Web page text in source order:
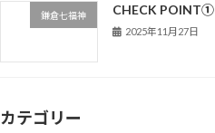
鎌倉七福神 CHECK POINT①
2025年11月27日
カテゴリー